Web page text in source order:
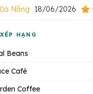
Nẵng 18/06/2026
HẠNG
Beans
Café
Coffee